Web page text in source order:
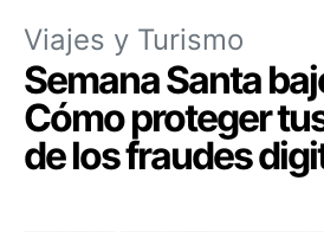
Viajes y Turismo
Semana Santa
Cómo proteger
de los fraudes